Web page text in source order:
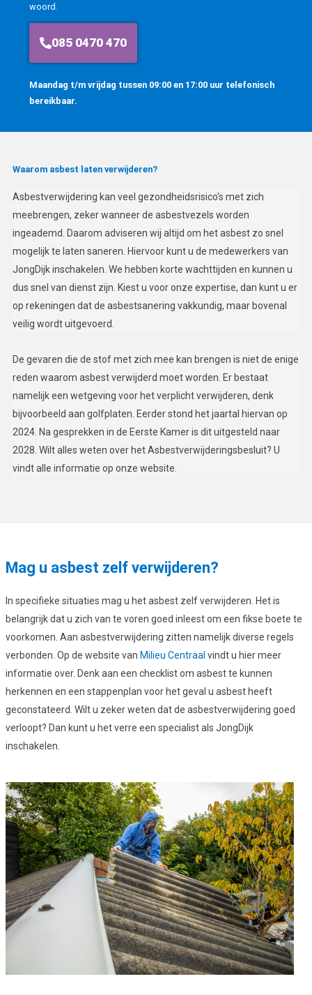
woord.
085 0470 470
Maandag t/m vrijdag tussen 09:00 en 17:00 uur telefonisch
bereikbaar.
Waarom asbest laten verwijderen?
Asbestverwijdering kan veel gezondheidsrisico’s met zich
meebrengen, zeker wanneer de asbestvezels worden
ingeademd. Daarom adviseren wij altijd om het asbest zo snel
mogelijk te laten saneren. Hiervoor kunt u de medewerkers van
JongDijk inschakelen. We hebben korte wachttijden en kunnen u
dus snel van dienst zijn. Kiest u voor onze expertise, dan kunt u er
op rekeningen dat de asbestsanering vakkundig, maar bovenal
veilig wordt uitgevoerd.
De gevaren die de stof met zich mee kan brengen is niet de enige
reden waarom asbest verwijderd moet worden. Er bestaat
namelijk een wetgeving voor het verplicht verwijderen, denk
bijvoorbeeld aan golfplaten. Eerder stond het jaartal hiervan op
2024. Na gesprekken in de Eerste Kamer is dit uitgesteld naar
2028. Wilt alles weten over het Asbestverwijderingsbesluit? U
vindt alle informatie op onze website.
Mag u asbest zelf verwijderen?
In specifieke situaties mag u het asbest zelf verwijderen. Het is
belangrijk dat u zich van te voren goed inleest om een fikse boete te
voorkomen. Aan asbestverwijdering zitten namelijk diverse regels
verbonden. Op de website van Milieu Centraal vindt u hier meer
informatie over. Denk aan een checklist om asbest te kunnen
herkennen en een stappenplan voor het geval u asbest heeft
geconstateerd. Wilt u zeker weten dat de asbestverwijdering goed
verloopt? Dan kunt u het verre een specialist als JongDijk
inschakelen.